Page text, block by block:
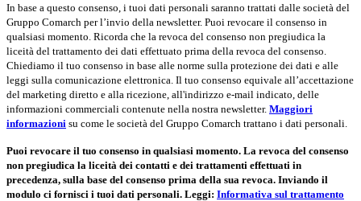
In base a questo consenso, i tuoi dati personali saranno trattati dalle società del
Gruppo Comarch per l’invio della newsletter. Puoi revocare il consenso in
qualsiasi momento. Ricorda che la revoca del consenso non pregiudica la
liceità del trattamento dei dati effettuato prima della revoca del consenso.
Chiediamo il tuo consenso in base alle norme sulla protezione dei dati e alle
leggi sulla comunicazione elettronica. Il tuo consenso equivale all’accettazione
del marketing diretto e alla ricezione, all'indirizzo e-mail indicato, delle
informazioni commerciali contenute nella nostra newsletter. Maggiori
informazioni su come le società del Gruppo Comarch trattano i dati personali.
Puoi revocare il tuo consenso in qualsiasi momento. La revoca del consenso
non pregiudica la liceità dei contatti e dei trattamenti effettuati in
precedenza, sulla base del consenso prima della sua revoca. Inviando il
modulo ci fornisci i tuoi dati personali. Leggi: Informativa sul trattamento